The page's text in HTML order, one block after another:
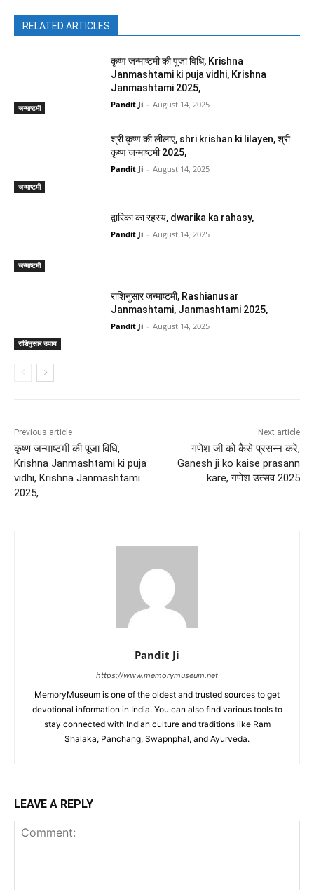
RELATED ARTICLES
जन्माष्टमी
कृष्ण जन्माष्टमी की पूजा विधि, Krishna
Janmashtami ki puja vidhi, Krishna
Janmashtami 2025,
Pandit Ji - August 14, 2025
जन्माष्टमी
श्री कृष्ण की लीलाएं, shri krishan ki lilayen, श्री
कृष्ण जन्माष्टमी 2025,
Pandit Ji - August 14, 2025
जन्माष्टमी
द्वारिका का रहस्य, dwarika ka rahasy,
Pandit Ji - August 14, 2025
राशिनुसार उपाय
राशिनुसार जन्माष्टमी, Rashianusar
Janmashtami, Janmashtami 2025,
Pandit Ji - August 14, 2025
Previous article
कृष्ण जन्माष्टमी की पूजा विधि,
Krishna Janmashtami ki puja
vidhi, Krishna Janmashtami
2025,
Next article
गणेश जी को कैसे प्रसन्न करे,
Ganesh ji ko kaise prasann
kare, गणेश उत्सव 2025
Pandit Ji
https://www.memorymuseum.net
MemoryMuseum is one of the oldest and trusted sources to get
devotional information in India. You can also find various tools to
stay connected with Indian culture and traditions like Ram
Shalaka, Panchang, Swapnphal, and Ayurveda.
LEAVE A REPLY